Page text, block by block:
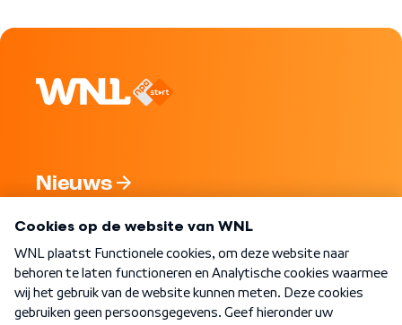
Nieuws
Nieuwsbrief
Word Lid